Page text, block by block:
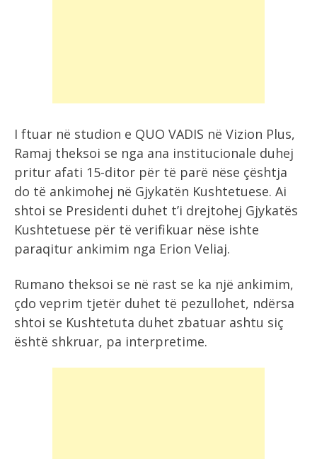
I ftuar në studion e QUO VADIS në Vizion Plus,
Ramaj theksoi se nga ana institucionale duhej
pritur afati 15-ditor për të parë nëse çështja
do të ankimohej në Gjykatën Kushtetuese. Ai
shtoi se Presidenti duhet t’i drejtohej Gjykatës
Kushtetuese për të verifikuar nëse ishte
paraqitur ankimim nga Erion Veliaj.
Rumano theksoi se në rast se ka një ankimim,
çdo veprim tjetër duhet të pezullohet, ndërsa
shtoi se Kushtetuta duhet zbatuar ashtu siç
është shkruar, pa interpretime.